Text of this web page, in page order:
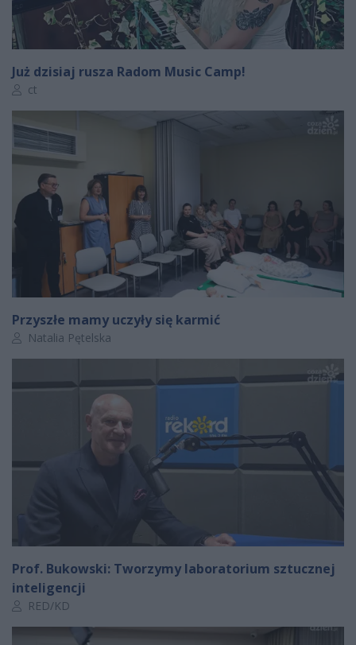
Już dzisiaj rusza Radom Music Camp!
Autor artykułu:
ct
Przyszłe mamy uczyły się karmić
Autor artykułu:
Natalia Pętelska
Prof. Bukowski: Tworzymy laboratorium sztucznej
inteligencji
Autor artykułu:
RED/KD